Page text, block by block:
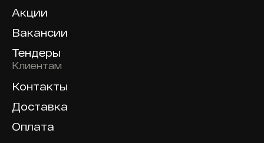
Акции
Вакансии
Тендеры
Клиентам
Контакты
Доставка
Оплата